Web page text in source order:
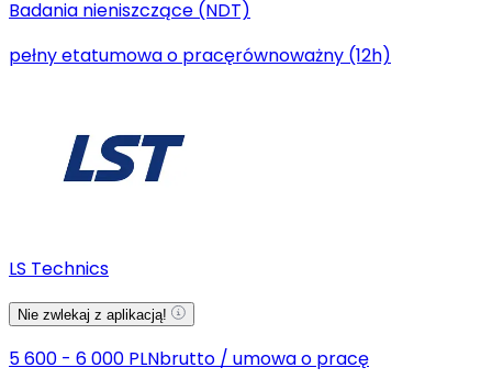
Badania nieniszczące (NDT)
pełny etatumowa o pracęrównoważny (12h)
LS Technics
Nie zwlekaj z aplikacją!
5 600 - 6 000 PLNbrutto / umowa o pracę